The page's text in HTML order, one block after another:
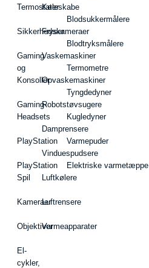
Termostater
Sikkerhedskameraer
Gaming
og
Konsoller
Gaming-
Headsets
PlayStation
PlayStation
Spil
Kameraer
Objektiver
El-
cykler,
Køleskabe
Fryser
Vaskemaskiner
Opvaskemaskiner
Robotstøvsugere
Damprensere
Vinduespudsere
Luftkølere
Luftrensere
Varmeapparater
Blodsukkermålere
Blodtryksmålere
Termometre
Tyngdedyner
Kugledyner
Varmepuder
Elektriske varmetæppe